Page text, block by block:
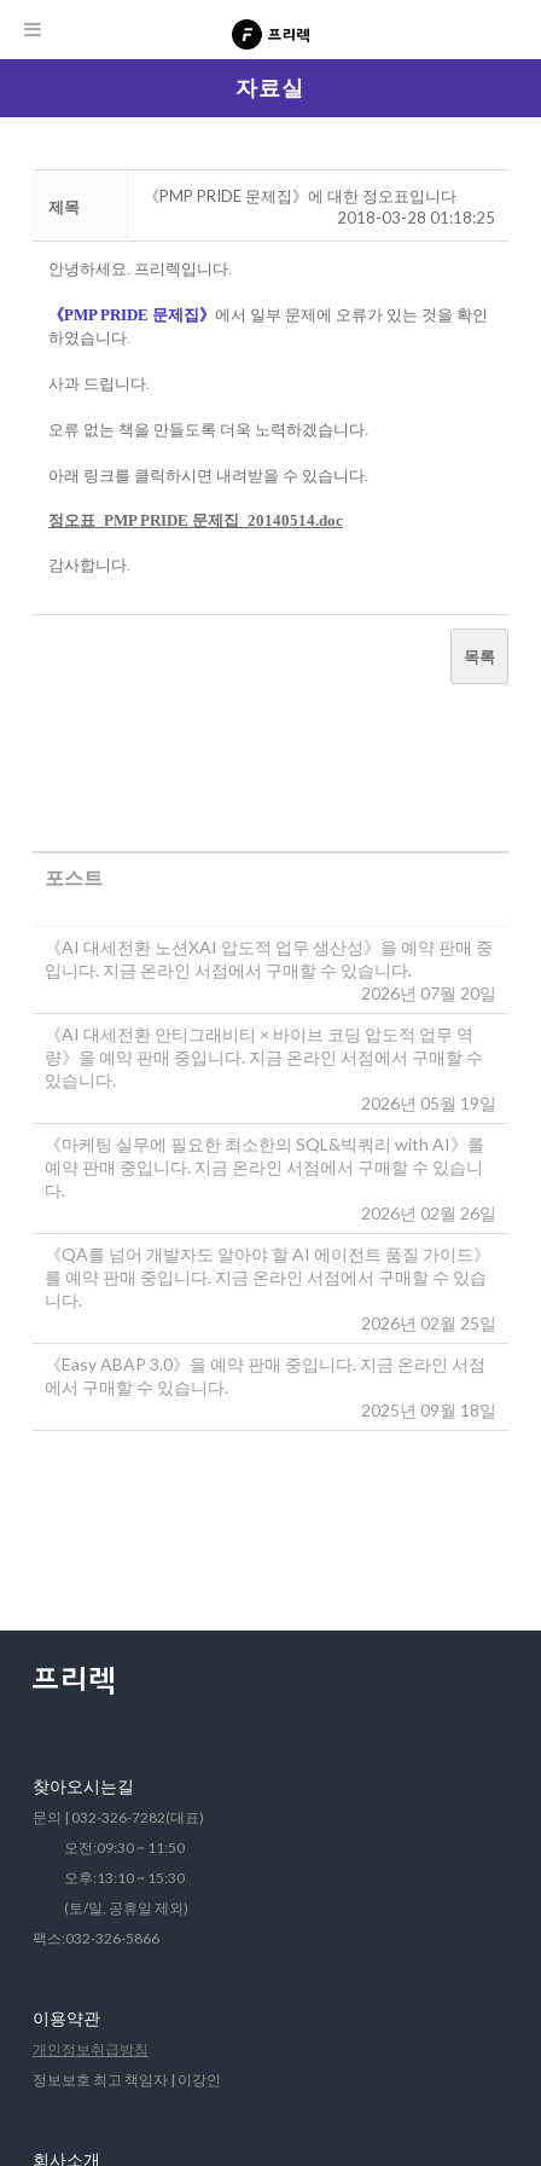
자료실
제목
《PMP PRIDE 문제집》에 대한 정오표입니다
2018-03-28 01:18:25
안녕하세요. 프리렉입니다.
《PMP PRIDE 문제집》 에서 일부 문제에 오류가 있는 것을 확인
하였습니다.
사과 드립니다.
오류 없는 책을 만들도록 더욱 노력하겠습니다.
아래 링크를 클릭하시면 내려받을 수 있습니다.
정오표_PMP PRIDE 문제집_20140514.doc
감사합니다.
목록
포스트
《AI 대세전환 노션XAI 압도적 업무 생산성》을 예약 판매 중
입니다. 지금 온라인 서점에서 구매할 수 있습니다.
2026년 07월 20일
《AI 대세전환 안티그래비티 × 바이브 코딩 압도적 업무 역
량》을 예약 판매 중입니다. 지금 온라인 서점에서 구매할 수
있습니다.
2026년 05월 19일
《마케팅 실무에 필요한 최소한의 SQL&빅쿼리 with AI》를
예약 판매 중입니다. 지금 온라인 서점에서 구매할 수 있습니
다.
2026년 02월 26일
《QA를 넘어 개발자도 알아야 할 AI 에이전트 품질 가이드》
를 예약 판매 중입니다. 지금 온라인 서점에서 구매할 수 있습
니다.
2026년 02월 25일
《Easy ABAP 3.0》을 예약 판매 중입니다. 지금 온라인 서점
에서 구매할 수 있습니다.
2025년 09월 18일
찾아오시는길
문의 | 032-326-7282(대표)
오전:09:30 ~ 11:50
오후:13:10 ~ 15:30
(토/일, 공휴일 제외)
팩스:032-326-5866
이용약관
개인정보취급방침
정보보호 최고 책임자 | 이강인
회사소개